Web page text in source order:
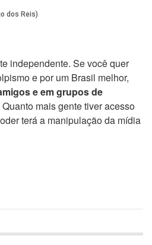
independente. Se você quer
e por um Brasil melhor,
e em grupos de
Quanto mais gente tiver acesso
terá a manipulação da mídia